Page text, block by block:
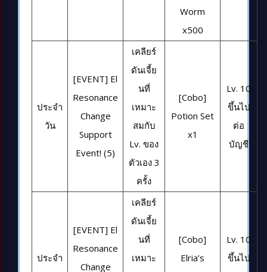
Worm
x500
ประจำ
วัน
[EVENT] El
Resonance
Change
Support
Event! (5)
เคลียร์
ดันเจี้ย
นที่
เหมาะ
สมกับ
Lv. ของ
ตัวเอง 3
ครั้ง
[Cobo]
Potion Set
x1
Lv. 10
ขึ้นไป
ต่อ
บัญชี
ประจำ
[EVENT] El
Resonance
Change
เคลียร์
ดันเจี้ย
นที่
เหมาะ
[Cobo]
Elria’s
Lv. 10
ขึ้นไป